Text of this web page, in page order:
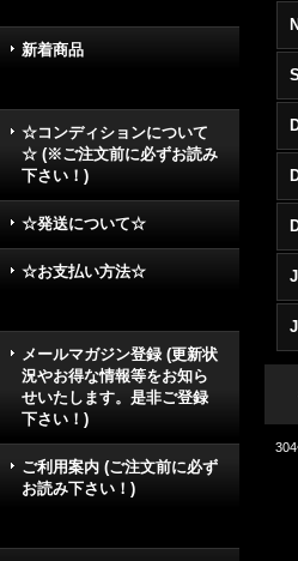
新着商品
☆コンディションについて
☆ (※ご注文前に必ずお読み
下さい！)
☆発送について☆
☆お支払い方法☆
メールマガジン登録 (更新状
況やお得な情報等をお知ら
せいたします。是非ご登録
下さい！)
ご利用案内 (ご注文前に必ず
お読み下さい！)
304